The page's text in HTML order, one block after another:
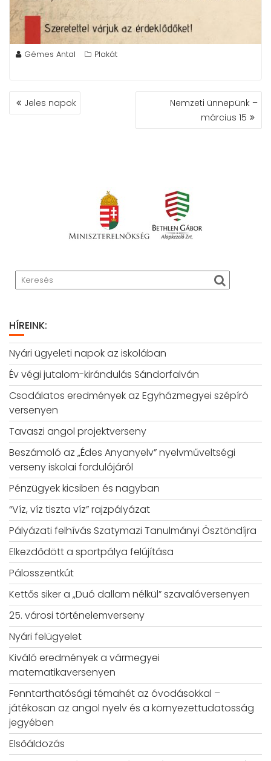
Gémes Antal Plakát
BEJEGYZÉS
NAVIGÁCIÓ
Jeles napok
Nemzeti ünnepünk –
március 15
HÍREINK:
Nyári ügyeleti napok az iskolában
Év végi jutalom-kirándulás Sándorfalván
Csodálatos eredmények az Egyházmegyei szépíró
versenyen
Tavaszi angol projektverseny
Beszámoló az „Édes Anyanyelv” nyelvműveltségi
verseny iskolai fordulójáról
Pénzügyek kicsiben és nagyban
“Víz, víz tiszta víz” rajzpályázat
Pályázati felhívás Szatymazi Tanulmányi Ösztöndíjra
Elkezdődött a sportpálya felújítása
Pálosszentkút
Kettős siker a „Duó dallam nélkül” szavalóversenyen
25. városi történelemverseny
Nyári felügyelet
Kiváló eredmények a vármegyei
matematikaversenyen
Fenntarthatósági témahét az óvodásokkal –
játékosan az angol nyelv és a környezettudatosság
jegyében
Elsőáldozás